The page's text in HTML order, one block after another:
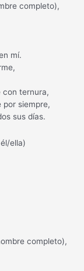
completo),
mí.
con ternura,
por siempre,
sus días.
ella)
completo),